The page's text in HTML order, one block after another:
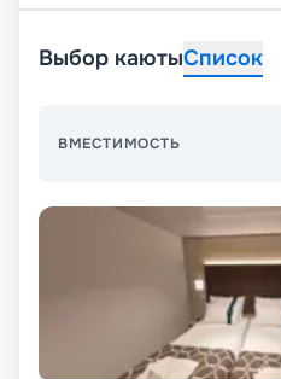
Выбор каютыСписок
ВМЕСТИМОСТЬ